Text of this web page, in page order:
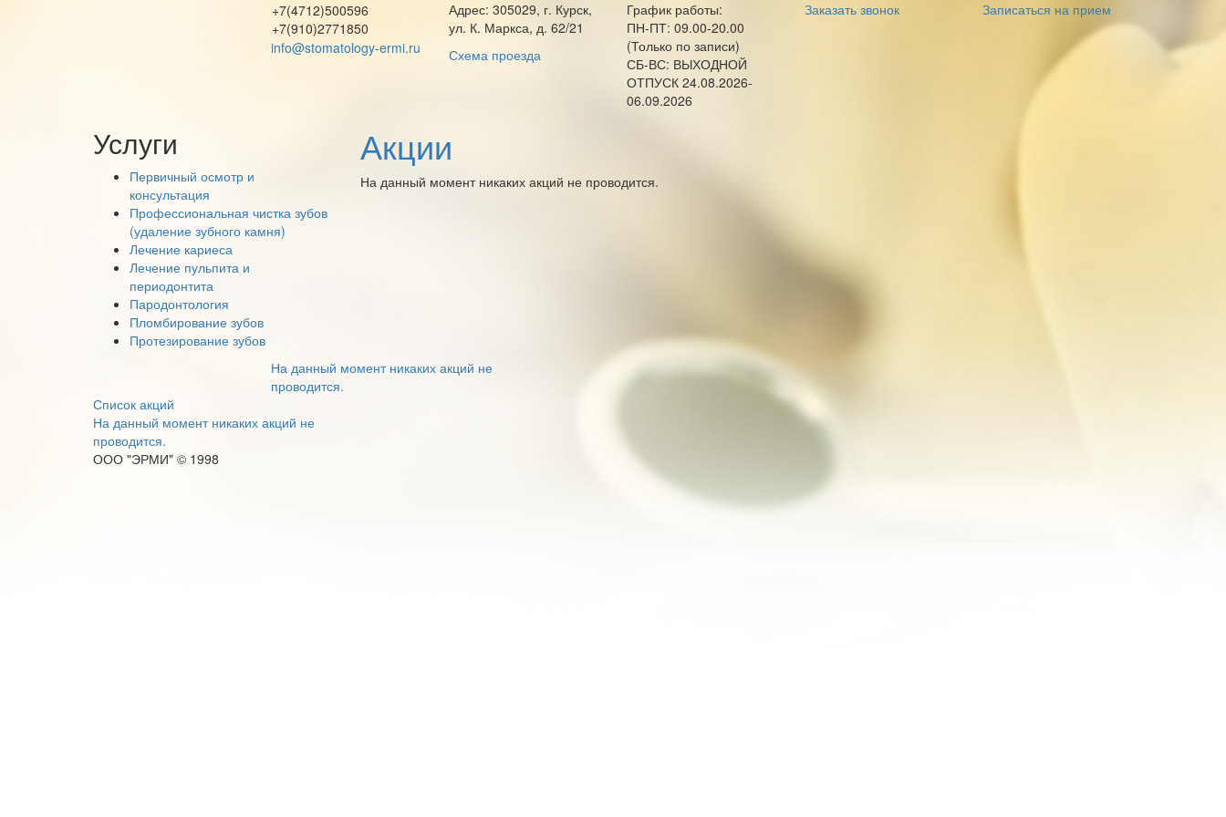
+7(4712)500596
+7(910)2771850
info@stomatology-ermi.ru
Адрес: 305029, г. Курск,
ул. К. Маркса, д. 62/21
Схема проезда
График работы:
ПН-ПТ: 09.00-20.00
(Только по записи)
СБ-ВС: ВЫХОДНОЙ
ОТПУСК 24.08.2026-
06.09.2026
Заказать звонок Записаться на прием
Услуги
Первичный осмотр и
консультация
Профессиональная чистка зубов
(удаление зубного камня)
Лечение кариеса
Лечение пульпита и
периодонтита
Пародонтология
Пломбирование зубов
Протезирование зубов
Акции
На данный момент никаких акций не проводится.
На данный момент никаких акций не
проводится.
Список акций
На данный момент никаких акций не
проводится.
ООО "ЭРМИ" © 1998